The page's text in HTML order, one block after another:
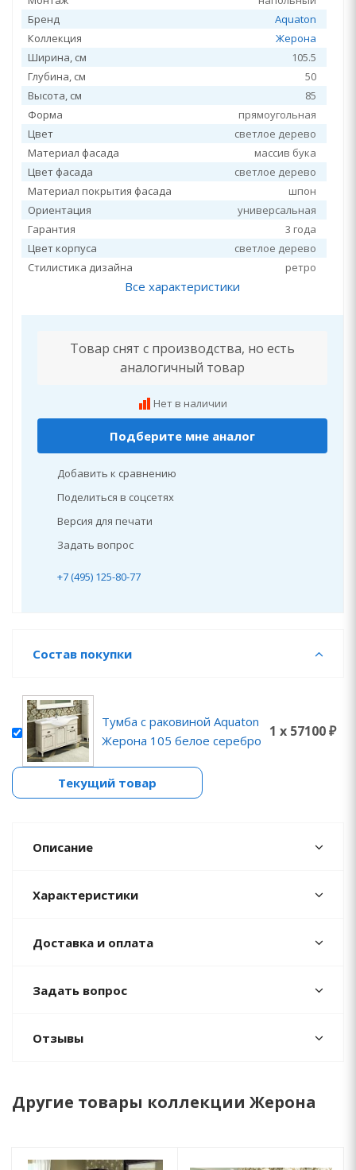
Бренд
Aquaton
Коллекция
Жерона
Ширина, см
105.5
Глубина, см
50
Высота, см
85
Форма
прямоугольная
Цвет
светлое дерево
Материал фасада
массив бука
Цвет фасада
светлое дерево
Материал покрытия фасада
шпон
Ориентация
универсальная
Гарантия
3 года
Цвет корпуса
светлое дерево
Стилистика дизайна
ретро
Все характеристики
Товар снят с производства, но есть
аналогичный товар
Нет в наличии
Подберите мне аналог
Добавить к сравнению
Поделиться в соцсетях
Версия для печати
Задать вопрос
+7 (495) 125-80-77
Состав покупки
Тумба с раковиной Aquaton
Жерона 105 белое серебро
1 x 57100 ₽
Текущий товар
Описание
Характеристики
Доставка и оплата
Задать вопрос
Отзывы
Другие товары коллекции Жерона